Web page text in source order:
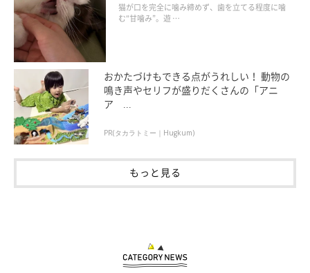
ねこのきもち投稿写真ギャラリー
こちらはベンガルのビビちゃん。おしりをフリフリさせて、獲物
低い体勢から高い位置の獲物を狙うのでしょうか？ 生き生きと
した瞳が印象的ですね。
猫が口を完全に噛み締めず、歯を立てる程度に噛
む“甘噛み”。遊 …
おかたづけもできる点がうれしい！ 動物の
鳴き声やセリフが盛りだくさんの「アニ
ア ...
PR(タカラトミー｜Hugkum)
もっと見る